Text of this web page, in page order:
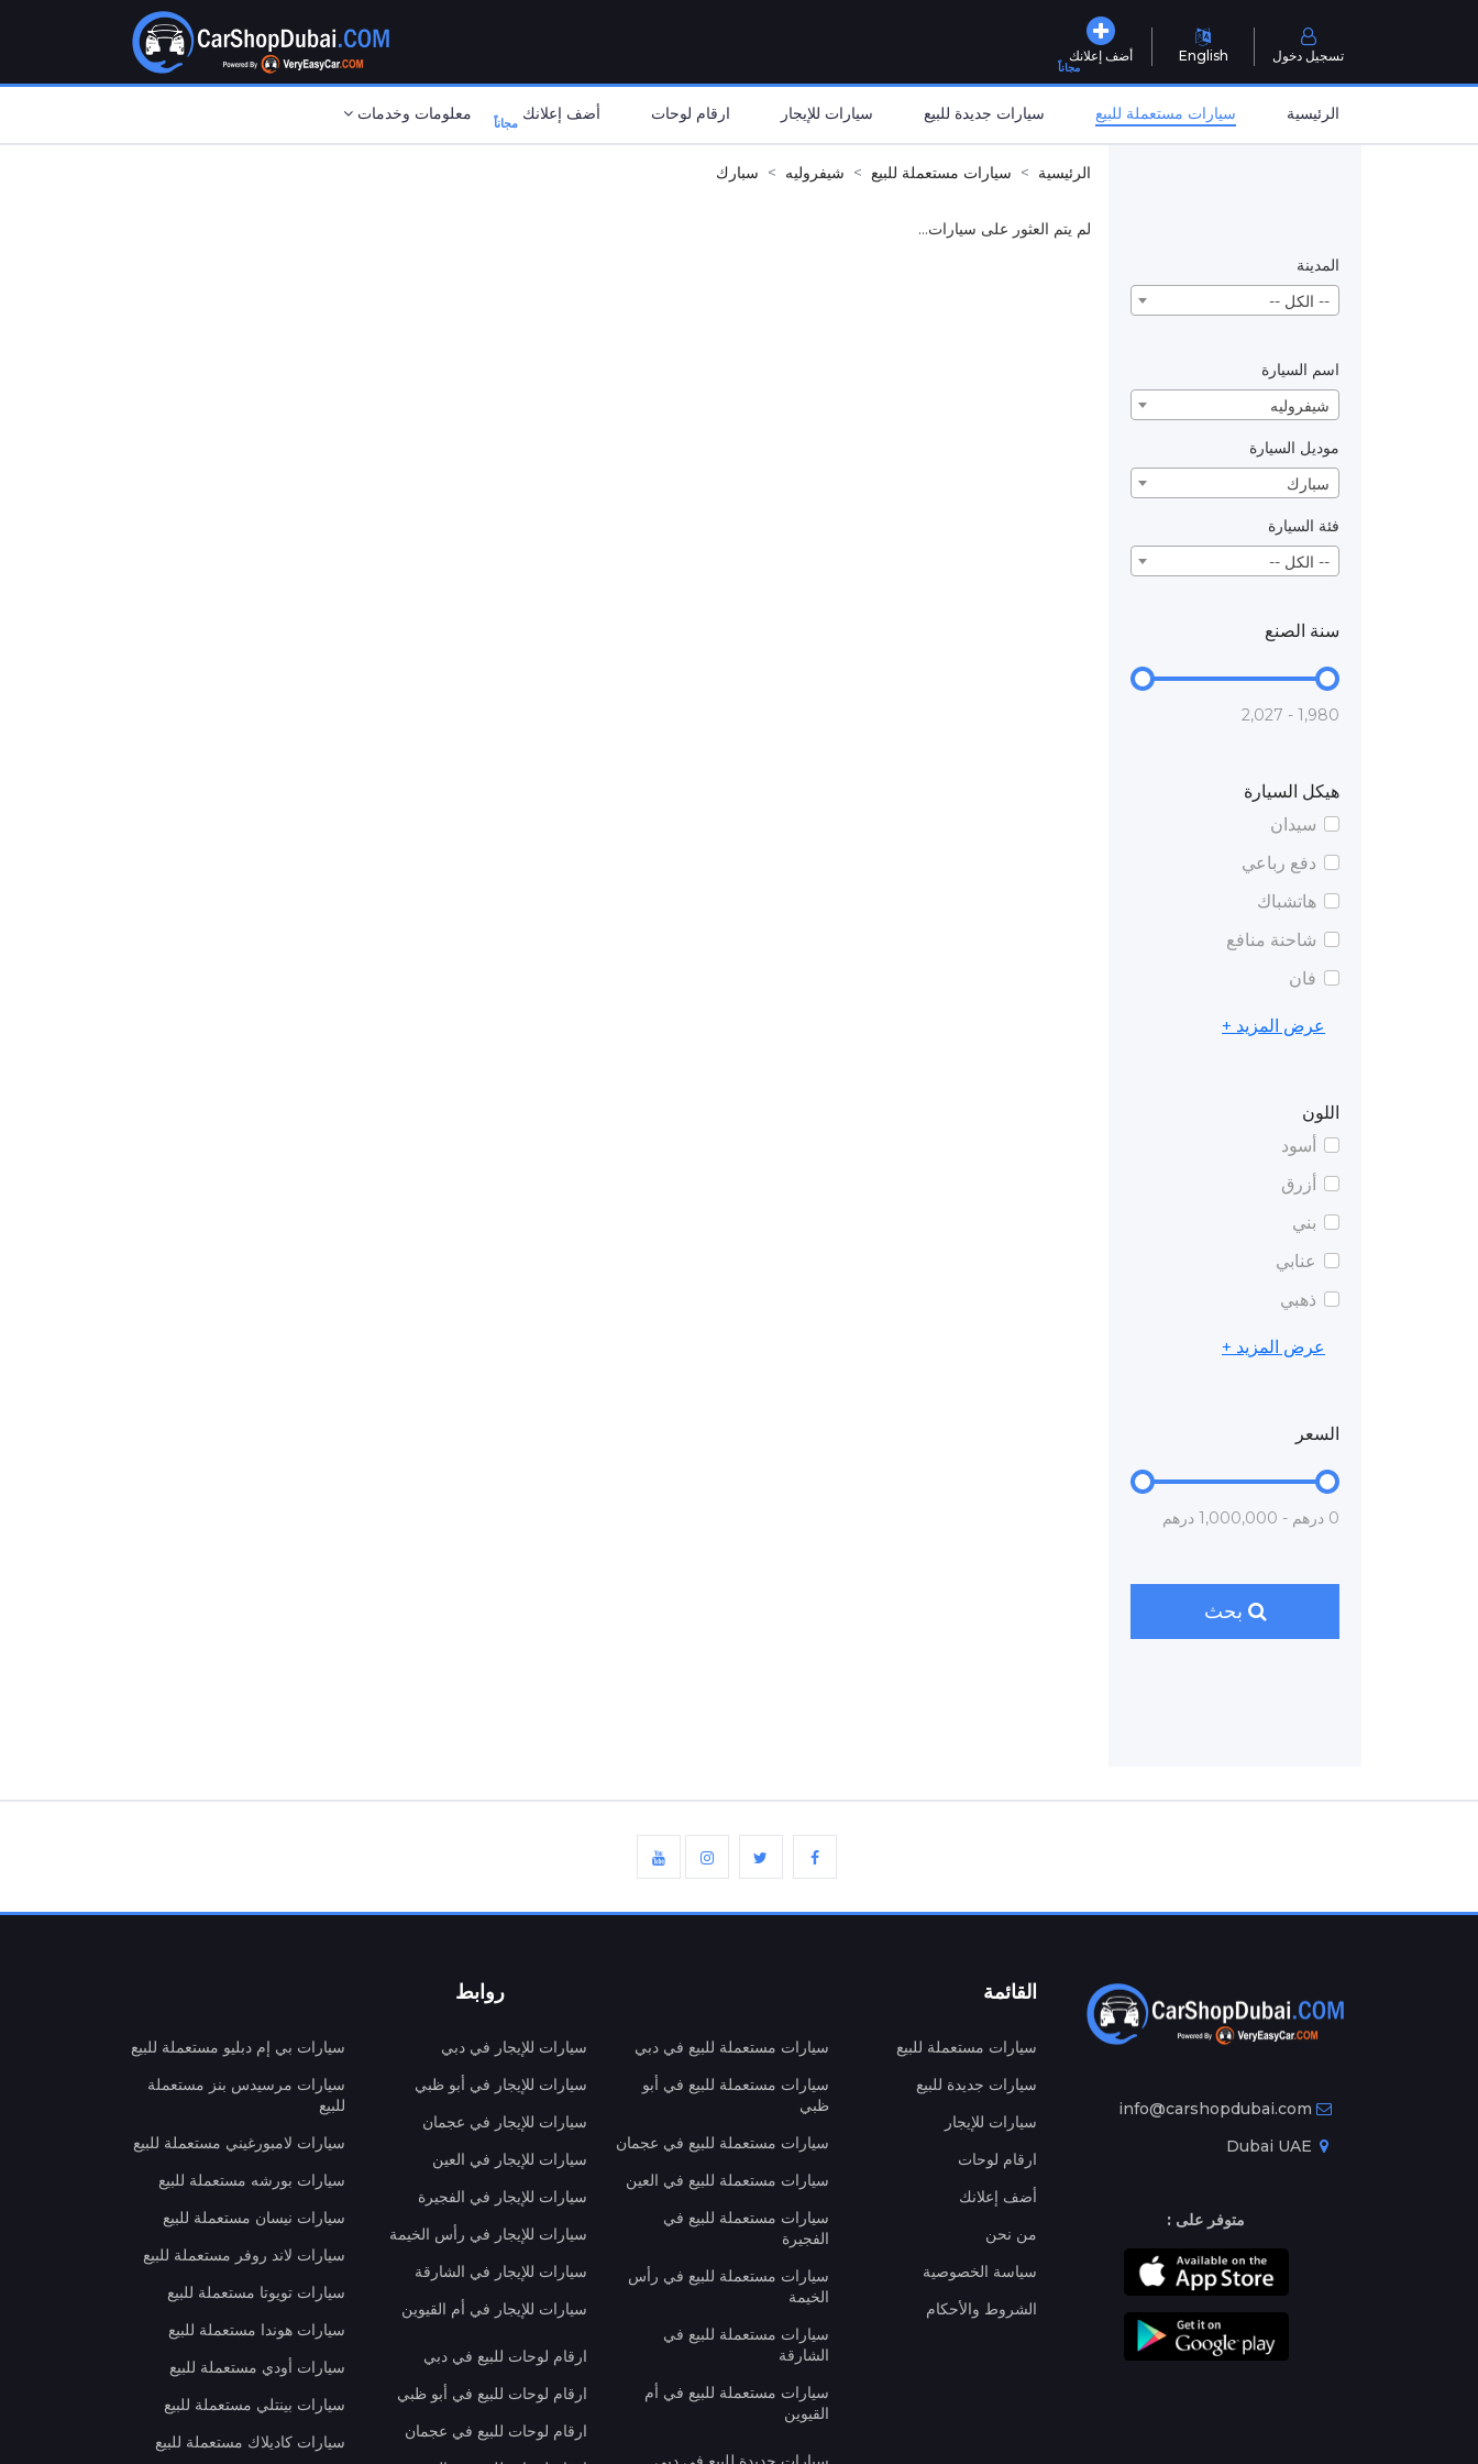
أضف إعلانك
مجاناً
English تسجيل دخول
الرئيسية سيارات مستعملة للبيع سيارات جديدة للبيع سيارات للإيجار ارقام لوحات أضف إعلانك مجاناً معلومات وخدمات
المدينة
-- الكل --
اسم السيارة
شيفروليه
موديل السيارة
سبارك
فئة السيارة
-- الكل --
سنة الصنع
1,980 - 2,027
هيكل السيارة
سيدان
دفع رباعي
هاتشباك
شاحنة منافع
فان
عرض المزيد +
اللون
أسود
أزرق
بني
عنابي
ذهبي
عرض المزيد +
السعر
0 درهم - 1,000,000 درهم
بحث
الرئيسية سيارات مستعملة للبيع شيفروليه سبارك
لم يتم العثور على سيارات...
info@carshopdubai.com
متوفر على :
القائمة
سيارات مستعملة للبيع
سيارات جديدة للبيع
سيارات للإيجار
ارقام لوحات
أضف إعلانك
من نحن
سياسة الخصوصية
الشروط والأحكام
روابط
سيارات مستعملة للبيع في دبي
سيارات مستعملة للبيع في أبو
ظبي
سيارات مستعملة للبيع في عجمان
سيارات مستعملة للبيع في العين
سيارات مستعملة للبيع في
الفجيرة
سيارات مستعملة للبيع في رأس
الخيمة
سيارات مستعملة للبيع في
الشارقة
سيارات مستعملة للبيع في أم
القيوين
سيارات للإيجار في دبي
سيارات للإيجار في أبو ظبي
سيارات للإيجار في عجمان
سيارات للإيجار في العين
سيارات للإيجار في الفجيرة
سيارات للإيجار في رأس الخيمة
سيارات للإيجار في الشارقة
سيارات للإيجار في أم القيوين
ارقام لوحات للبيع في دبي
ارقام لوحات للبيع في أبو ظبي
ارقام لوحات للبيع في عجمان
سيارات بي إم دبليو مستعملة للبيع
سيارات مرسيدس بنز مستعملة
للبيع
سيارات لامبورغيني مستعملة للبيع
سيارات بورشه مستعملة للبيع
سيارات نيسان مستعملة للبيع
سيارات لاند روفر مستعملة للبيع
سيارات تويوتا مستعملة للبيع
سيارات هوندا مستعملة للبيع
سيارات أودي مستعملة للبيع
سيارات بينتلي مستعملة للبيع
سيارات كاديلاك مستعملة للبيع